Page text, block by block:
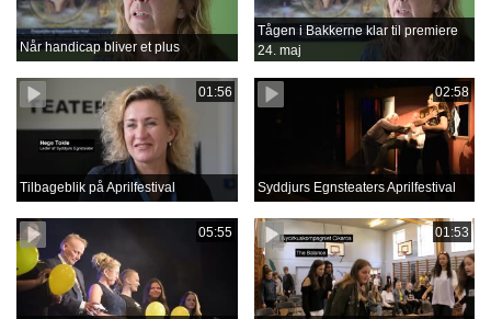
Når handicap bliver et plus
Tågen i Bakkerne klar til premiere
24. maj
01:56
Tilbageblik på Aprilfestival
02:58
Syddjurs Egnsteaters Aprilfestival
05:55 01:53